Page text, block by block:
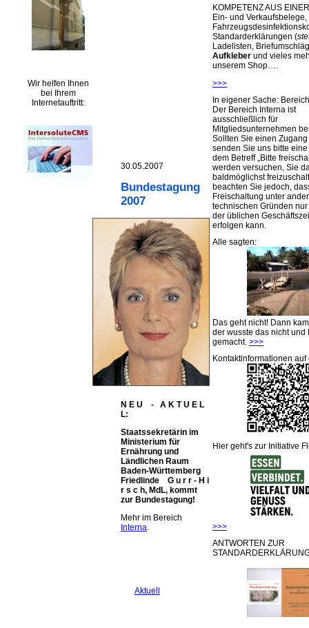
Wir helfen Ihnen
bei Ihrem
Internetauftritt:
30.05.2007
Bundestagung
2007
N E U - A K T U E L
L:
Staatssekretärin im
Ministerium für
Ernährung und
Ländlichen Raum
Baden-Württemberg
Friedlinde G u r r - H i
r s c h, MdL, kommt
zur Bundestagung!
Mehr im Bereich
Interna.
Aktuell
KOMPETENZ AUS
Ein- und Verkaufsbelege,
Standarderklärungen (
Ladelisten,
Aufkleber und vieles
unserem Shop….
>>>
In eigener Sache:
Der Bereich Interna ist
ausschließlich für
Mitgliedsunternehmen
Sollten Sie einen
senden Sie uns bitte
dem Betreff „Bitte
werden versuchen, Sie
baldmöglichst
beachten Sie jedoch,
Freischaltung unter
technischen Gründen
der üblichen
erfolgen kann.
Alle sagten:
Das geht nicht! Dann
der wusste das nicht und
gemacht. >>>
Kontaktinformationen
Hier geht's zur Initiative
>>>
ANTWORTEN ZUR